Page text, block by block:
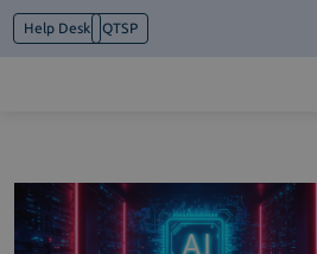
Help Desk QTSP
Cosa facciamo
Piattaforme